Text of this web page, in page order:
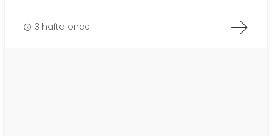
3 hafta önce